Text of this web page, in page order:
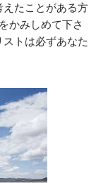
たことがある方
かみしめて下さ
トは必ずあなた